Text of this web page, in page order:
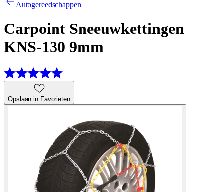
Autogereedschappen
Carpoint Sneeuwkettingen
KNS-130 9mm
Opslaan in Favorieten